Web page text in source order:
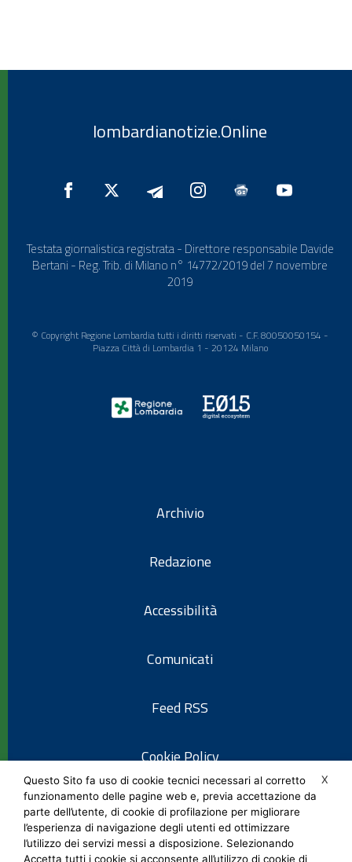
lombardianotizie.Online
Testata giornalistica registrata - Direttore responsabile Davide
Bertani - Reg. Trib. di Milano n° 14772/2019 del 7 novembre
2019
© Copyright Regione Lombardia tutti i diritti riservati - C.F. 80050050154 -
Piazza Città di Lombardia 1 - 20124 Milano
Archivio
Redazione
Accessibilità
Comunicati
Feed RSS
Cookie Policy
Informativa privacy
Note legali
X
Questo Sito fa uso di cookie tecnici necessari al corretto
funzionamento delle pagine web e, previa accettazione da
parte dell’utente, di cookie di profilazione per migliorare
l’esperienza di navigazione degli utenti ed ottimizzare
l’utilizzo dei servizi messi a disposizione. Selezionando
Accetta tutti i cookie si acconsente all’utilizzo di cookie di